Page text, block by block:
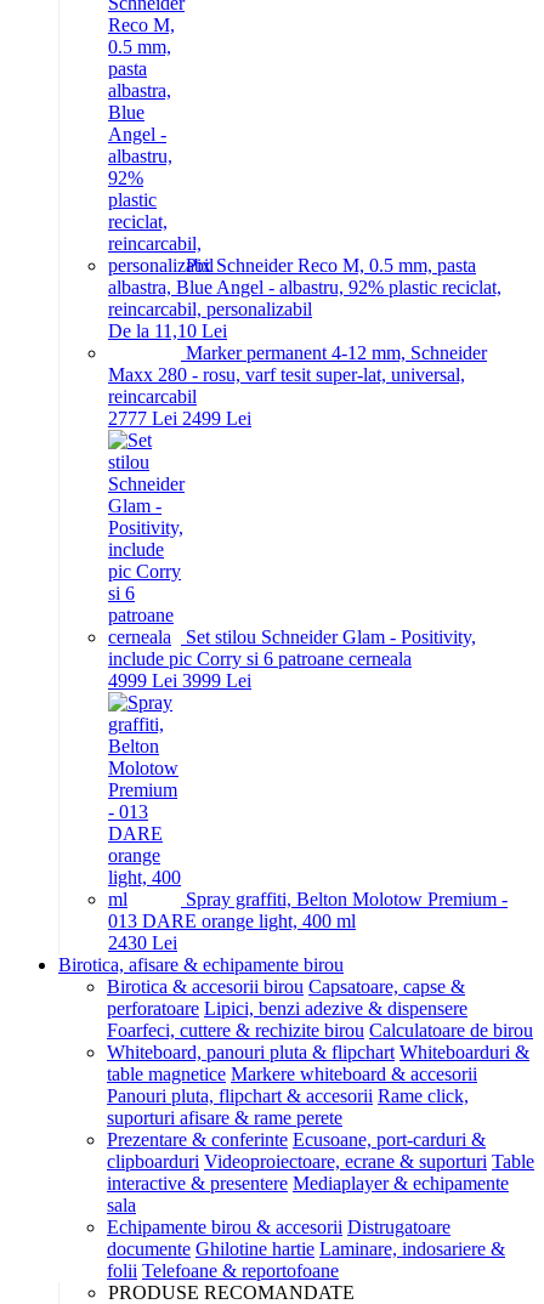
Pix Schneider Reco M, 0.5 mm, pasta
albastra, Blue Angel - albastru, 92% plastic reciclat,
reincarcabil, personalizabil
De la 11,10 Lei
Marker permanent 4-12 mm, Schneider
Maxx 280 - rosu, varf tesit super-lat, universal,
reincarcabil
2777 Lei 2499 Lei
Set stilou Schneider Glam - Positivity,
include pic Corry si 6 patroane cerneala
4999 Lei 3999 Lei
Spray graffiti, Belton Molotow Premium -
013 DARE orange light, 400 ml
2430 Lei
Birotica, afisare & echipamente birou
Birotica & accesorii birou Capsatoare, capse &
perforatoare Lipici, benzi adezive & dispensere
Foarfeci, cuttere & rechizite birou Calculatoare de birou
Whiteboard, panouri pluta & flipchart Whiteboarduri &
table magnetice Markere whiteboard & accesorii
Panouri pluta, flipchart & accesorii Rame click,
suporturi afisare & rame perete
Prezentare & conferinte Ecusoane, port-carduri &
clipboarduri Videoproiectoare, ecrane & suporturi Table
interactive & presentere Mediaplayer & echipamente
sala
Echipamente birou & accesorii Distrugatoare
documente Ghilotine hartie Laminare, indosariere &
folii Telefoane & reportofoane
PRODUSE RECOMANDATE